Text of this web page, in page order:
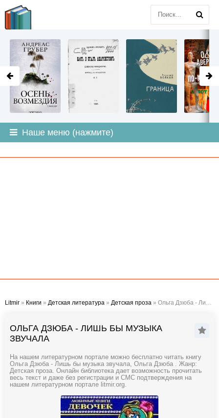
Наше меню (нажмите)
Litmir » Книги » Детская литература » Детская проза » Ольга Дзюба - Лишь бы музыка звучала
ОЛЬГА ДЗЮБА - ЛИШЬ БЫ МУЗЫКА
ЗВУЧАЛА
На нашем литературном портале можно бесплатно читать книгу
Ольга Дзюба - Лишь бы музыка звучала, Ольга Дзюба . Жанр:
Детская проза. Онлайн библиотека дает возможность прочитать
весь текст и даже без регистрации и СМС подтверждения на
нашем литературном портале litmir.org.
LITMIR.ORG